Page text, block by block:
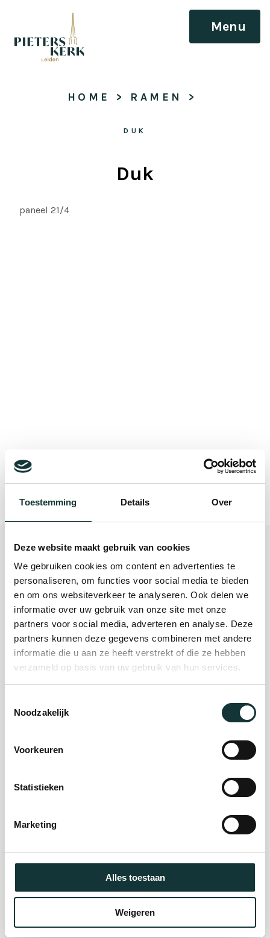
Toestemming Details Over
Deze website maakt gebruik van cookies
We gebruiken cookies om content en advertenties te
personaliseren, om functies voor social media te bieden
en om ons websiteverkeer te analyseren. Ook delen we
informatie over uw gebruik van onze site met onze
partners voor social media, adverteren en analyse. Deze
partners kunnen deze gegevens combineren met andere
informatie die u aan ze heeft verstrekt of die ze hebben
verzameld op basis van uw gebruik van hun services.
Noodzakelijk
Voorkeuren
Statistieken
Marketing
Alles toestaan
Weigeren
Menu
HOME > RAMEN >
DUK
Duk
paneel 21/4
Bekijk alle blogberichten
Plan je bezoek
Evenement
organiseren
Steun ons
Auditie
De Pieterskerk als
Onderhoud &